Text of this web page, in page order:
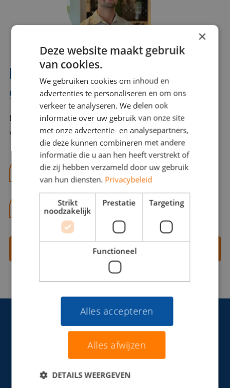
Interesse? Benno helpt je
graag verder!
Bel of mail Benno met al jouw vragen. Benno staat
voor je klaar en helpt je graag!
benno@viajou.nl
06 13 28 62 71
Contact opnemen
×
Deze website maakt gebruik
van cookies.
We gebruiken cookies om inhoud en
advertenties te personaliseren en om ons
verkeer te analyseren. We delen ook
informatie over uw gebruik van onze site
met onze advertentie- en analysepartners,
die deze kunnen combineren met andere
informatie die u aan hen heeft verstrekt of
die zij hebben verzameld door uw gebruik
van hun diensten. Privacybeleid
Strikt
noodzakelijk
Prestatie Targeting
Functioneel
Alles accepteren
Alles afwijzen
DETAILS WEERGEVEN